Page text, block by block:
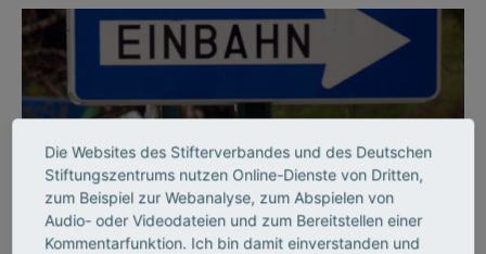
Die Websites des Stifterverbandes und des Deutschen
Stiftungszentrums nutzen Online-Dienste von Dritten,
zum Beispiel zur Webanalyse, zum Abspielen von
Audio- oder Videodateien und zum Bereitstellen einer
Kommentarfunktion. Ich bin damit einverstanden und